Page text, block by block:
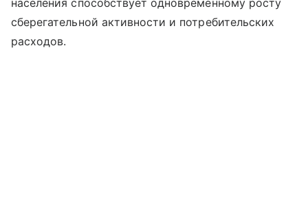
сберегательной активности и потребительских
расходов.